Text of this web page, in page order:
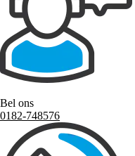
Bel ons
0182-748576